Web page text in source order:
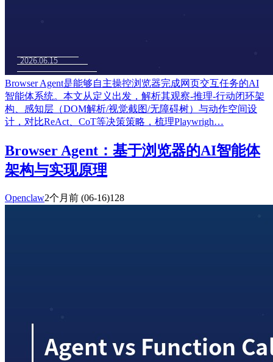
Browser Agent是能够自主操控浏览器完成网页交互任务的AI
智能体系统。本文从定义出发，解析其观察-推理-行动闭环架
构、感知层（DOM解析/视觉截图/无障碍树）与动作空间设
计，对比ReAct、CoT等决策策略，梳理Playwrigh…
Browser Agent：基于浏览器的AI智能体
架构与实现原理
Openclaw2个月前 (06-16)128